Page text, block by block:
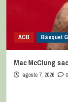
ACB Bàsquet
Mac McClung
agosto 7, 2026 0